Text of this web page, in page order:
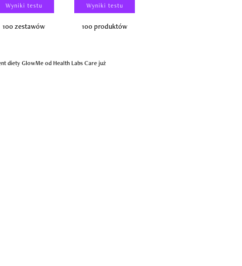
Wyniki testu
100 zestawów
Wyniki testu
100 produktów
diety GlowMe od Health Labs Care już